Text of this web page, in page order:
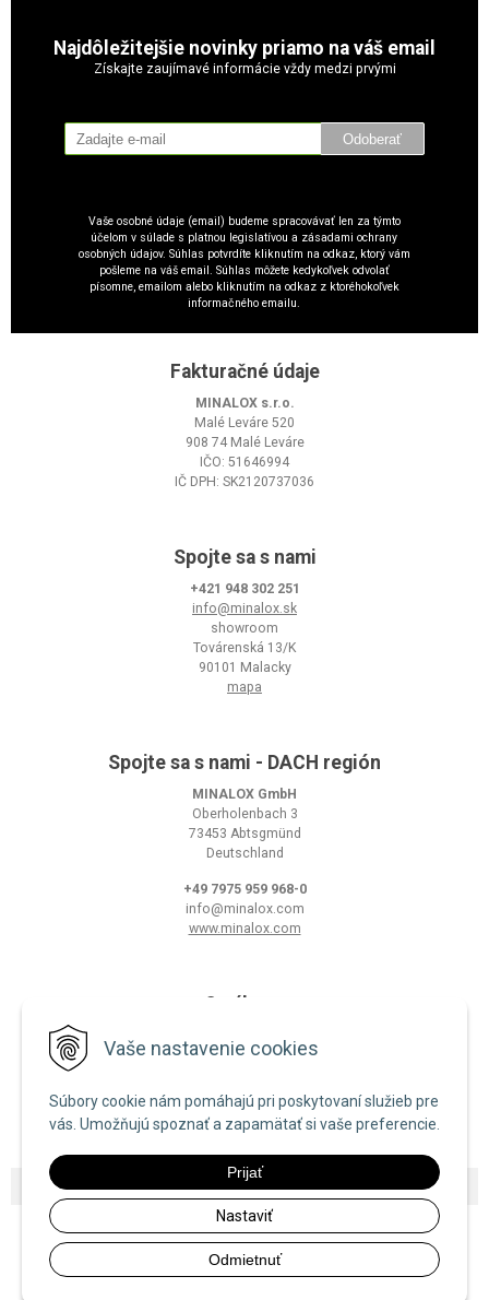
Vaše nastavenie cookies
Súbory cookie nám pomáhajú pri poskytovaní služieb pre
vás. Umožňujú spoznať a zapamätať si vaše preferencie.
Prijať
Nastaviť
Odmietnuť
Najdôležitejšie novinky priamo na váš email
Získajte zaujímavé informácie vždy medzi prvými
Odoberať
Vaše osobné údaje (email) budeme spracovávať len za týmto
účelom v súlade s platnou legislatívou a zásadami ochrany
osobných údajov. Súhlas potvrdíte kliknutím na odkaz, ktorý vám
pošleme na váš email. Súhlas môžete kedykoľvek odvolať
písomne, emailom alebo kliknutím na odkaz z ktoréhokoľvek
informačného emailu.
Fakturačné údaje
MINALOX s.r.o.
Malé Leváre 520
908 74 Malé Leváre
IČO: 51646994
IČ DPH: SK2120737036
Spojte sa s nami
+421 948 302 251
info@minalox.sk
showroom
Továrenská 13/K
90101 Malacky
mapa
Spojte sa s nami - DACH región
MINALOX GmbH
Oberholenbach 3
73453 Abtsgmünd
Deutschland
+49 7975 959 968-0
info@minalox.com
www.minalox.com
O nákupe
Zásady používania cookies